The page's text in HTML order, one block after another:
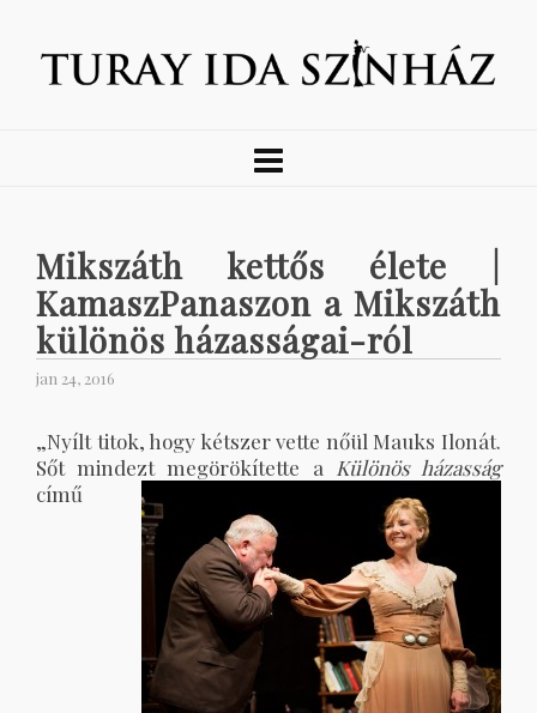
Mikszáth kettős élete |
KamaszPanaszon a Mikszáth
különös házasságai-ról
jan 24, 2016
„Nyílt titok, hogy kétszer vette nőül Mauks Ilonát.
Sőt mindezt megörökítette a Különös házasság
című